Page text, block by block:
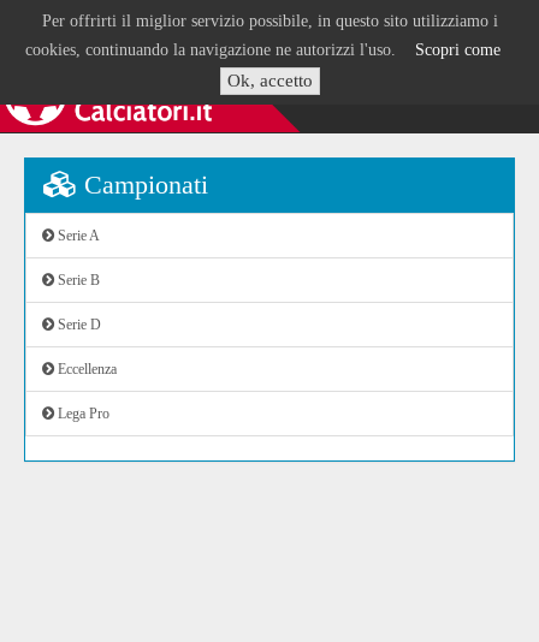
Per offrirti il miglior servizio possibile, in questo sito utilizziamo i
cookies, continuando la navigazione ne autorizzi l'uso. Scopri come
Ok, accetto
Campionati
Serie A
Serie B
Serie D
Eccellenza
Lega Pro